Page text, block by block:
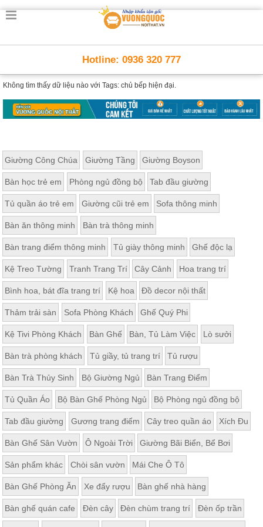
Hotline: 0936 320 777
Không tìm thấy dữ liệu nào với Tags: chủ bếp hiện đại.
Giường Công Chúa Giường Tầng Giường Boyson
Bàn học trẻ em Phòng ngủ đồng bộ Tab đầu giường
Tủ quần áo trẻ em Giường cũi trẻ em Sofa thông minh
Bàn ăn thông minh Bàn trà thông minh
Bàn trang điểm thông minh Tủ giày thông minh Ghế độc lạ
Kệ Treo Tường Tranh Trang Trí Cây Cảnh Hoa trang trí
Bình hoa, bát đĩa trang trí Kệ hoa Đồ decor nội thất
Thảm trải sàn Sofa Phòng Khách Ghế Quý Phi
Kệ Tivi Phòng Khách Bàn Ghế Bàn, Tủ Làm Việc Lò sưởi
Bàn trà phòng khách Tủ giầy, tủ trang trí Tủ rượu
Bàn Trà Thủy Sinh Bộ Giường Ngủ Bàn Trang Điểm
Tủ Quần Áo Bộ Bàn Ghế Phòng Ngủ Bộ Phòng ngủ đồng bộ
Tab đầu giường Gương trang điểm Cây treo quần áo Xích Đu
Bàn Ghế Sân Vườn Ô Ngoài Trời Giường Bãi Biển, Bể Bơi
Sản phẩm khác Chòi sân vườn Mái Che Ô Tô
Bàn Ghế Phòng Ăn Xe đẩy rượu Bàn ghế nhà hàng
Bàn ghế quán cafe Đèn cây Đèn chùm trang trí Đèn ốp trần